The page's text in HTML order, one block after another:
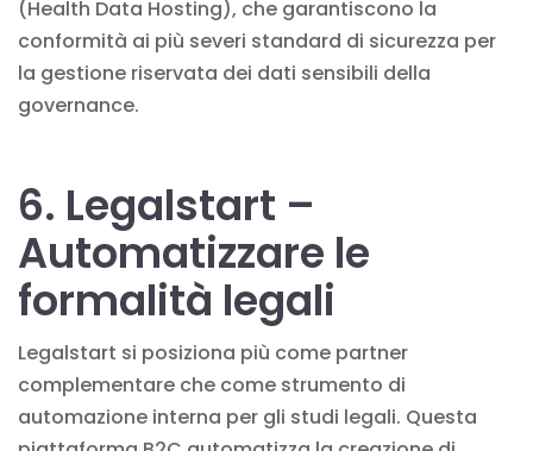
(Health Data Hosting), che garantiscono la
conformità ai più severi standard di sicurezza per
la gestione riservata dei dati sensibili della
governance.
6. Legalstart –
Automatizzare le
formalità legali
Legalstart si posiziona più come partner
complementare che come strumento di
automazione interna per gli studi legali. Questa